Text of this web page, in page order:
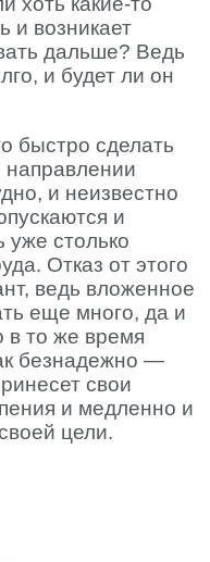
и возникает
дальше? Ведь
и будет ли он
быстро сделать
направлении
и неизвестно
и
уже столько
Отказ от этого
ведь вложенное
еще много, да и
в то же время
безнадежно —
свои
и медленно и
цели.